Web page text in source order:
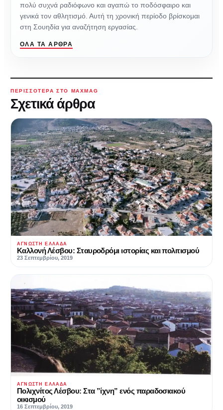
πολύ συχνά ραδιόφωνο και αγαπώ το ποδόσφαιρο και
γενικά τον αθλητισμό. Αυτή τη χρονική περίοδο βρίσκομαι
στη Σουηδία για αναζήτηση εργασίας.
ΌΛΑ ΤΑ ΆΡΘΡΑ
ΠΕΡΙΣΣΌΤΕΡΑ ΣΤΟ MAXMAG
Σχετικά άρθρα
ΆΓΝΩΣΤΗ ΕΛΛΆΔΑ
Καλλονή Λέσβου: Σταυροδρόμι ιστορίας και πολιτισμού
23 Σεπτεμβρίου, 2019
ΆΓΝΩΣΤΗ ΕΛΛΆΔΑ
Πολιχνίτος Λέσβου: Στα ”ίχνη” ενός παραδοσιακού
οικισμού
16 Σεπτεμβρίου, 2019